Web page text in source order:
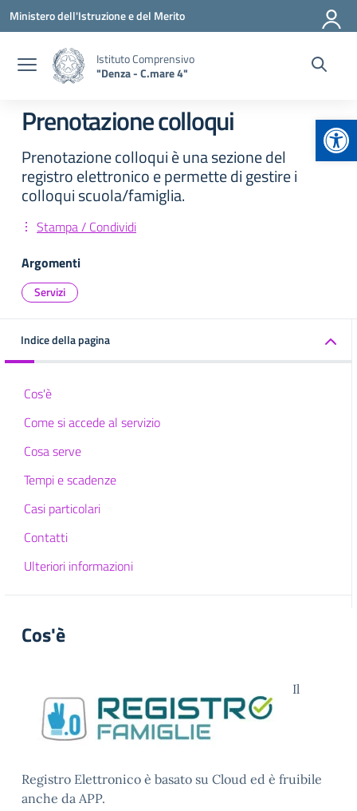
Vai ai contenuti
Vai al menu di navigazione
Vai al footer
Ministero dell'Istruzione e del Merito
Istituto Comprensivo
"Denza - C.mare 4"
Prenotazione colloqui
Prenotazione colloqui è una sezione del
registro elettronico e permette di gestire i
colloqui scuola/famiglia.
Stampa / Condividi
Argomenti
Servizi
Indice della pagina
Cos'è
Come si accede al servizio
Cosa serve
Tempi e scadenze
Casi particolari
Contatti
Ulteriori informazioni
Cos'è
Il
Registro Elettronico è basato su Cloud ed è fruibile
anche da APP.